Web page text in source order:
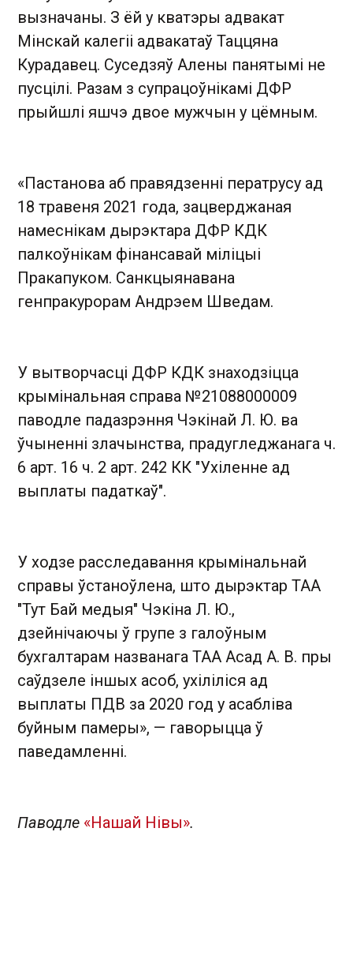
вызначаны. З ёй у кватэры адвакат
Мінскай калегіі адвакатаў Таццяна
Курадавец. Суседзяў Алены панятымі не
пусцілі. Разам з супрацоўнікамі ДФР
прыйшлі яшчэ двое мужчын у цёмным.
«Пастанова аб правядзенні ператрусу ад
18 травеня 2021 года, зацверджаная
намеснікам дырэктара ДФР КДК
палкоўнікам фінансавай міліцыі
Пракапуком. Санкцыянавана
генпракурорам Андрэем Шведам.
У вытворчасці ДФР КДК знаходзіцца
крымінальная справа №21088000009
паводле падазрэння Чэкінай Л. Ю. ва
ўчыненні злачынства, прадугледжанага ч.
6 арт. 16 ч. 2 арт. 242 КК "Ухіленне ад
выплаты падаткаў".
У ходзе расследавання крымінальнай
справы ўстаноўлена, што дырэктар ТАА
"Тут Бай медыя" Чэкіна Л. Ю.,
дзейнічаючы ў групе з галоўным
бухгалтарам названага ТАА Асад А. В. пры
саўдзеле іншых асоб, ухіліліся ад
выплаты ПДВ за 2020 год у асабліва
буйным памеры», — гаворыцца ў
паведамленні.
Паводле «Нашай Нівы».